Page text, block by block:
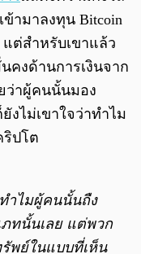
ามาลงทุน Bitcoin
ต่สำหรับเขาแล้ว
คงด้านการเงินจาก
ว่าผู้คนนั้นมอง
งไม่เขาใจว่าทำไม
ปโต
ำไมผู้คนนั้นถืง
ทนั้นเลย แต่พวก
พย์ในแบบที่เห็น